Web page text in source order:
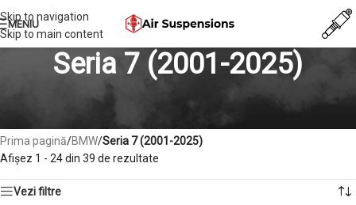
Skip to navigation
Skip to main content
MENIU
Seria 7 (2001-2025)
Prima pagină/BMW/Seria 7 (2001-2025)
Afișez 1 - 24 din 39 de rezultate
Vezi filtre